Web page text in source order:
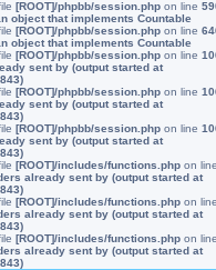
[ROOT]/phpbb/session.php on line
object that implements Countable
[ROOT]/phpbb/session.php on line
object that implements Countable
[ROOT]/phpbb/session.php on line
sent by (output started at
[ROOT]/phpbb/session.php on line
sent by (output started at
[ROOT]/phpbb/session.php on line
sent by (output started at
[ROOT]/includes/functions.php on line
already sent by (output started at
[ROOT]/includes/functions.php on line
already sent by (output started at
[ROOT]/includes/functions.php on line
already sent by (output started at